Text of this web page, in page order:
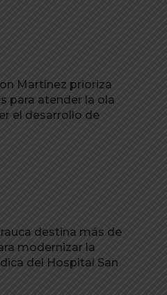
Martínez prioriza
para atender la ola
el desarrollo de
destina más de
modernizar la
del Hospital San